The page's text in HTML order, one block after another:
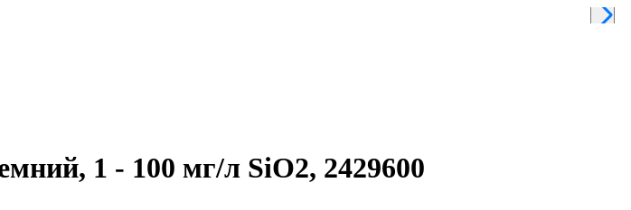
1 - 100 мг/л SiO2, 2429600